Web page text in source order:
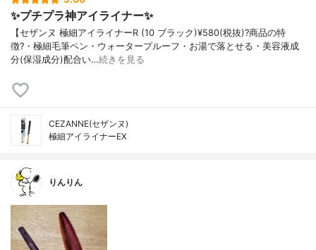
✨プチプラ神アイライナー✨
【セザンヌ 極細アイライナーR (10 ブラック)¥580(税抜)?商品の特
徴?・極細毛筆ペン・ウォータープルーフ・お湯で落とせる・美容液成
分(保湿成分)配合い…続きを見る
CEZANNE(セザンヌ)
極細アイライナーEX
りんりん